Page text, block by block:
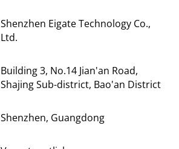
Shenzhen Eigate Technology Co.,
Ltd.
Building 3, No.14 Jian'an Road,
Shajing Sub-district, Bao'an District
Shenzhen, Guangdong